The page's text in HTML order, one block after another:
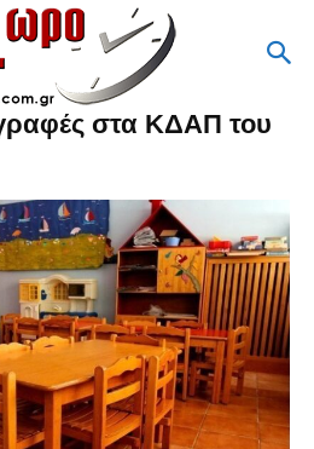
στα ΚΔΑΠ του